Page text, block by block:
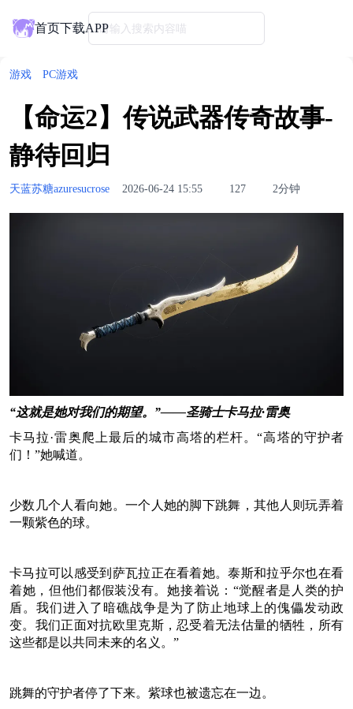
首页下载APP请输入搜索内容喵
游戏 PC游戏
【命运2】传说武器传奇故事-
静待回归
天蓝苏糖azuresucrose 2026-06-24 15:55 127 2分钟
“这就是她对我们的期望。”——圣骑士卡马拉·雷奥
卡马拉·雷奥爬上最后的城市高塔的栏杆。“高塔的守护者
们！”她喊道。
少数几个人看向她。一个人她的脚下跳舞，其他人则玩弄着
一颗紫色的球。
卡马拉可以感受到萨瓦拉正在看着她。泰斯和拉乎尔也在看
着她，但他们都假装没有。她接着说：“觉醒者是人类的护
盾。我们进入了暗礁战争是为了防止地球上的傀儡发动政
变。我们正面对抗欧里克斯，忍受着无法估量的牺牲，所有
这些都是以共同未来的名义。”
跳舞的守护者停了下来。紫球也被遗忘在一边。